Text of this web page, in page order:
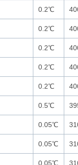
0.2℃
0.2℃
0.2℃
0.2℃
0.2℃
0.5℃
0.05℃
0.05℃
0.05℃